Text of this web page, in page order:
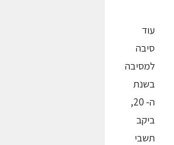
עוד
סיבה
למסיבה
בשנת
ה- 20,
ביקב
תשבי